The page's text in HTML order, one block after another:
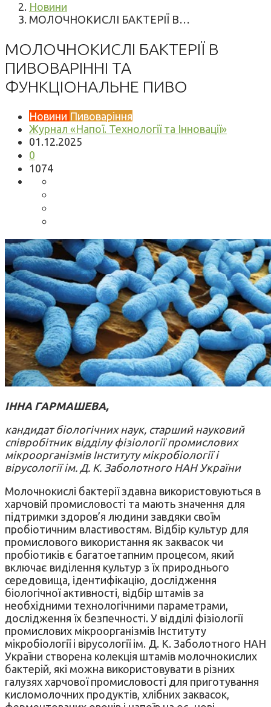
Новини
МОЛОЧНОКИСЛІ БАКТЕРІЇ В…
МОЛОЧНОКИСЛІ БАКТЕРІЇ В
ПИВОВАРІННІ ТА
ФУНКЦІОНАЛЬНЕ ПИВО
Новини Пивоваріння
Журнал «Напої. Технології та Інновації»
01.12.2025
0
1074
ІННА ГАРМАШЕВА,
кандидат біологічних наук, старший науковий
співробітник відділу фізіології промислових
мікроорганізмів Інституту мікробіології і
вірусології ім. Д. К. Заболотного НАН України
Молочнокислі бактерії здавна використовуються в
харчовій промисловості та мають значення для
підтримки здоров’я людини завдяки своїм
пробіотичним властивостям. Відбір культур для
промислового використання як заквасок чи
пробіотиків є багатоетапним процесом, який
включає виділення культур з їх природнього
середовища, ідентифікацію, дослідження
біологічної активності, відбір штамів за
необхідними технологічними параметрами,
дослідження їх безпечності. У відділі фізіології
промислових мікроорганізмів Інституту
мікробіології і вірусології ім. Д. К. Заболотного НАН
України створена колекція штамів молочнокислих
бактерій, які можна використовувати в різних
галузях харчової промисловості для приготування
кисломолочних продуктів, хлібних заквасок,